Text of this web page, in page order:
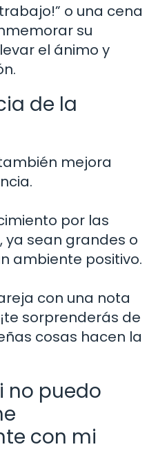
o una cena
su
el ánimo y
de la
mejora
por las
ya sean grandes o
ambiente positivo.
con una nota
sorprenderás de
cosas hacen la
no puedo
con mi